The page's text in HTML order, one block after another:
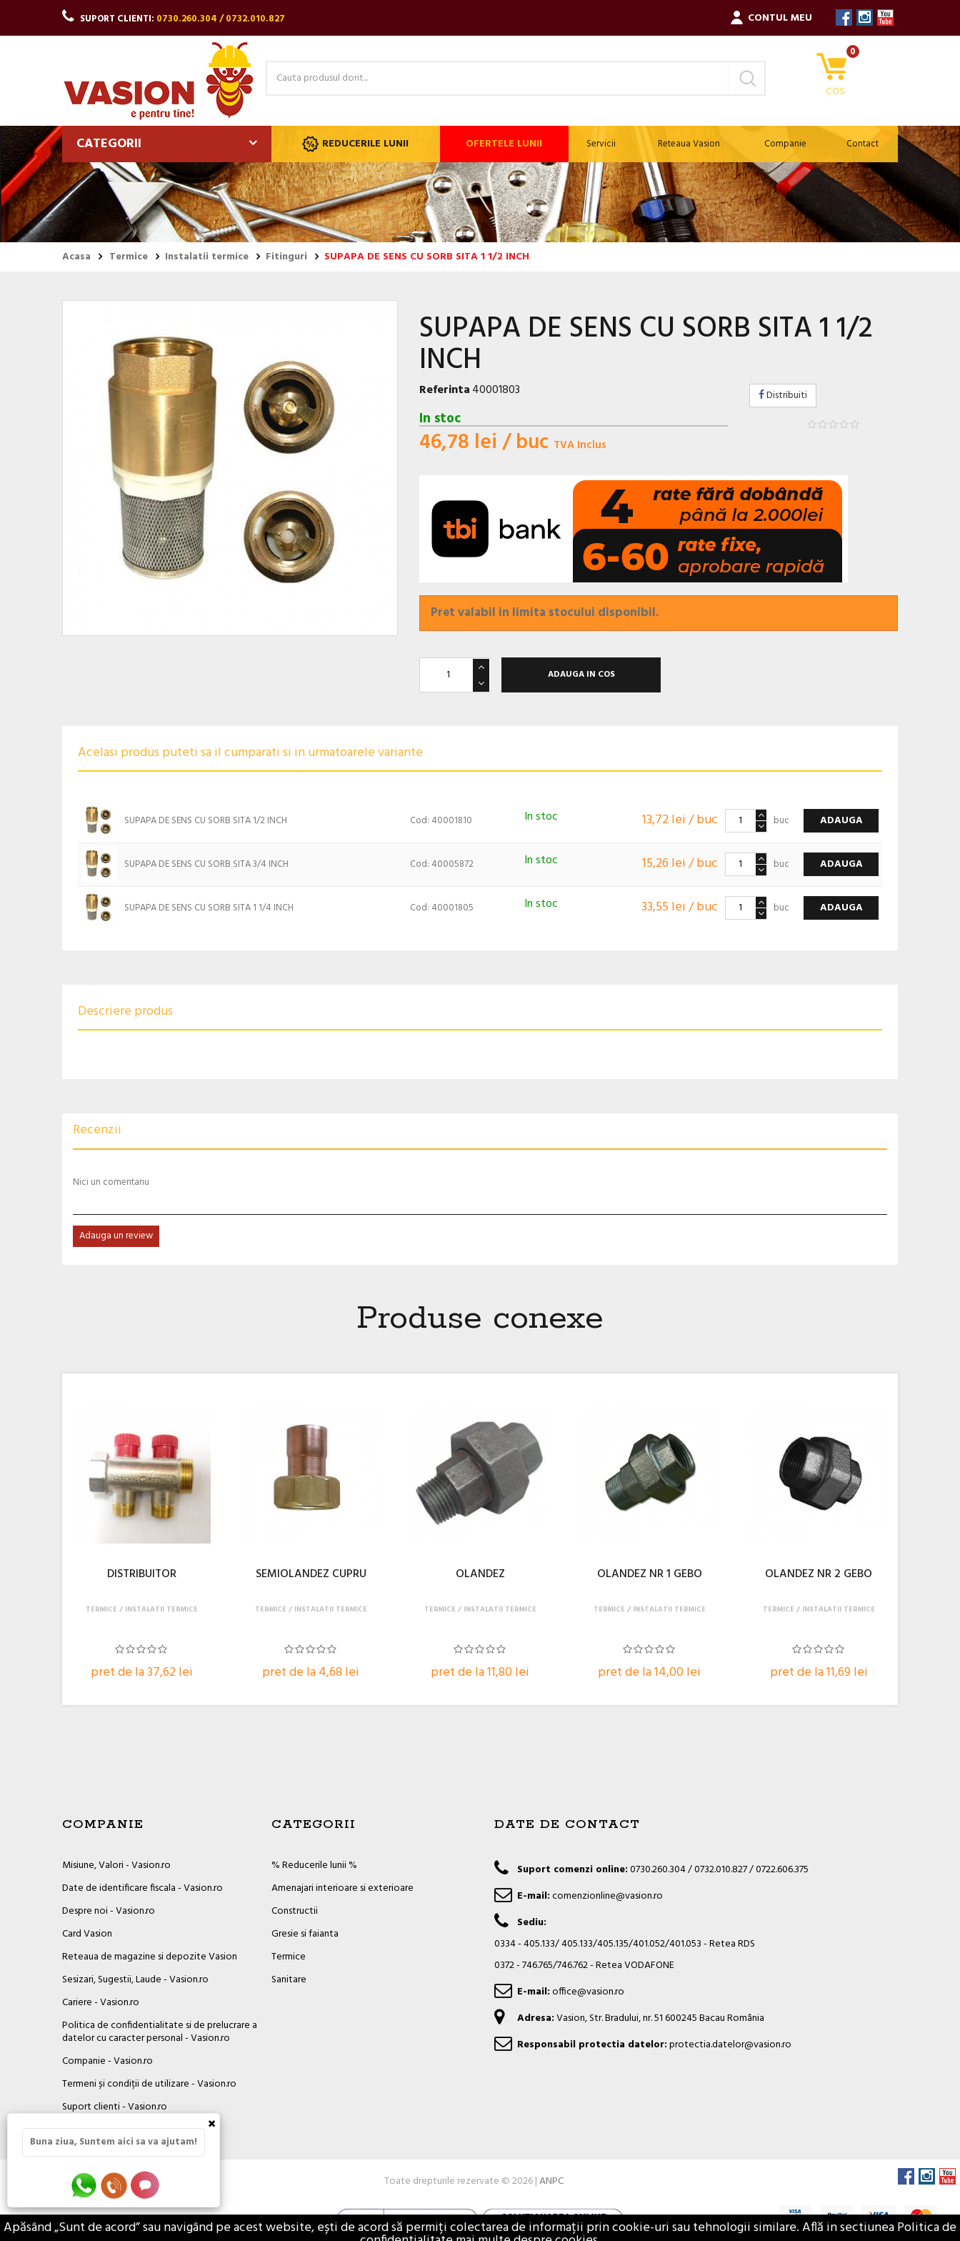
SUPORT CLIENTI: 0730.260.304 / 0732.010.827 CONTUL MEU
0
COS
CATEGORII REDUCERILE LUNII OFERTELE LUNII Servicii Reteaua Vasion Companie Contact
Acasa Termice Instalatii termice Fitinguri SUPAPA DE SENS CU SORB SITA 1 1/2 INCH
SUPAPA DE SENS CU SORB SITA 1 1/2
INCH
Referinta40001803
In stoc
46,78 lei / buc TVA Inclus
Distribuiti
Pret valabil in limita stocului disponibil.
ADAUGA IN COS
Acelasi produs puteti sa il cumparati si in urmatoarele variante
SUPAPA DE SENS CU SORB SITA 1/2 INCH Cod: 40001810 In stoc 13,72 lei / buc buc ADAUGA
SUPAPA DE SENS CU SORB SITA 3/4 INCH Cod: 40005872 In stoc 15,26 lei / buc buc ADAUGA
SUPAPA DE SENS CU SORB SITA 1 1/4 INCH Cod: 40001805 In stoc 33,55 lei / buc buc ADAUGA
Descriere produs
Recenzii
Nici un comentariu
Adauga un review
Produse conexe
DISTRIBUITOR
pret de la 37,62 lei
TERMICE INSTALATII TERMICE
SEMIOLANDEZ CUPRU
pret de la 4,68 lei
TERMICE INSTALATII TERMICE
OLANDEZ
pret de la 11,80 lei
TERMICE INSTALATII TERMICE
OLANDEZ NR 1 GEBO
pret de la 14,00 lei
TERMICE INSTALATII TERMICE
OLANDEZ NR 2 GEBO
pret de la 11,69 lei
TERMICE INSTALATII TERMICE
COMPANIE
Misiune, Valori - Vasion.ro
Date de identificare fiscala - Vasion.ro
Despre noi - Vasion.ro
Card Vasion
Reteaua de magazine si depozite Vasion
Sesizari, Sugestii, Laude - Vasion.ro
Cariere - Vasion.ro
Politica de confidentialitate si de prelucrare a
datelor cu caracter personal - Vasion.ro
Companie - Vasion.ro
Termeni și condiții de utilizare - Vasion.ro
Suport clienti - Vasion.ro
Contact
CATEGORII
% Reducerile lunii %
Amenajari interioare si exterioare
Constructii
Gresie si faianta
Termice
Sanitare
DATE DE CONTACT
Suport comenzi online:0730.260.304 / 0732.010.827 / 0722.606.375
E-mail:comenzionline@vasion.ro
Sediu:
0334 - 405.133/ 405.133/405.135/401.052/401.053 - Retea RDS
0372 - 746.765/746.762 - Retea VODAFONE
E-mail:office@vasion.ro
Adresa:Vasion, Str. Bradului, nr. 51 600245 Bacau România
Responsabil protectia datelor:protectia.datelor@vasion.ro
Toate drepturile rezervate © 2026 |ANPC
Apăsând „Sunt de acord” sau navigând pe acest website, ești de acord să permiți colectarea de informații prin cookie-uri sau tehnologii similare. Află in sectiunea Politica de
×
Buna ziua, Suntem aici sa va ajutam!